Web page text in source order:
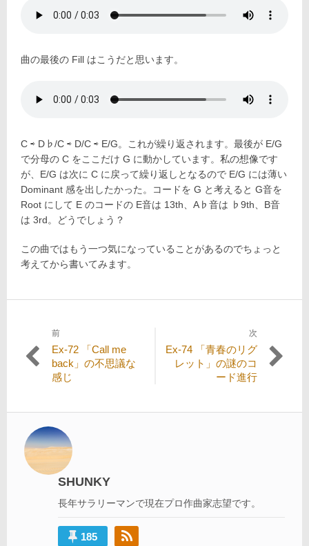
曲の最後の Fill はこうだと思います。
C ⇨ D♭/C ⇨ D/C ⇨ E/G。これが繰り返されます。最後が E/G
で分母の C をここだけ G に動かしています。私の想像です
が、E/G は次に C に戻って繰り返しとなるので E/G には薄い
Dominant 感を出したかった。コードを G と考えると G音を
Root にして E のコードの E音は 13th、A♭音は ♭9th、B音
は 3rd。どうでしょう？
この曲ではもう一つ気になっていることがあるのでちょっと
考えてから書いてみます。
稿
ゲ
ー
シ
前
過
去
の
Ex-72 「Call me
back」の不思議な
感じ
次
次
Ex-74 「青春のリグ
レット」の謎のコ
ード進行
SHUNKY
長年サラリーマンで現在プロ作曲家志望です。
185